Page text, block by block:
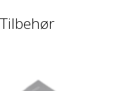
Tilbehør